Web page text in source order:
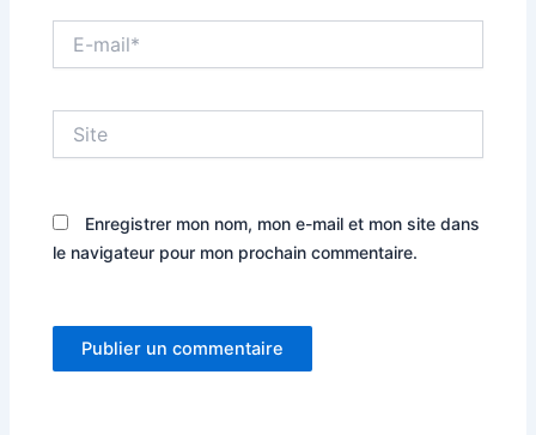
mail*
Enregistrer mon nom, mon e-mail et mon site dans
le navigateur pour mon prochain commentaire.